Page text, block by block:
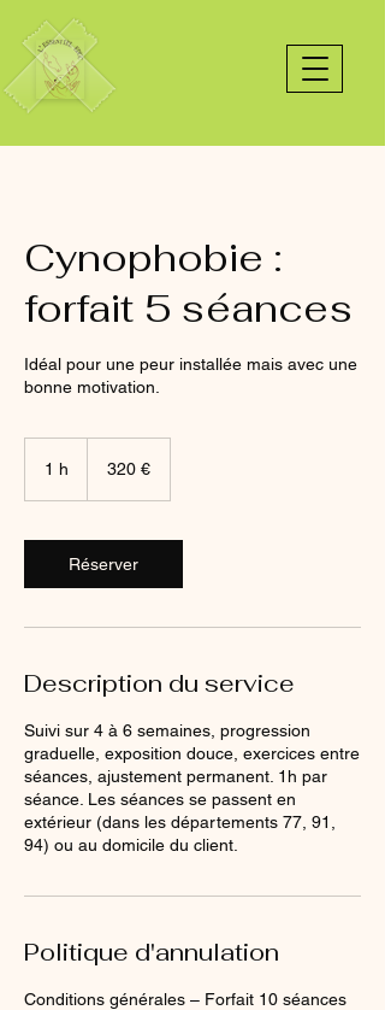
Cynophobie :
forfait 5 séances
Idéal pour une peur installée mais avec une
bonne motivation.
1 h 320 €
Réserver
Description du service
Suivi sur 4 à 6 semaines, progression
graduelle, exposition douce, exercices entre
séances, ajustement permanent. 1h par
séance. Les séances se passent en
extérieur (dans les départements 77, 91,
94) ou au domicile du client.
Politique d'annulation
Conditions générales – Forfait 10 séances